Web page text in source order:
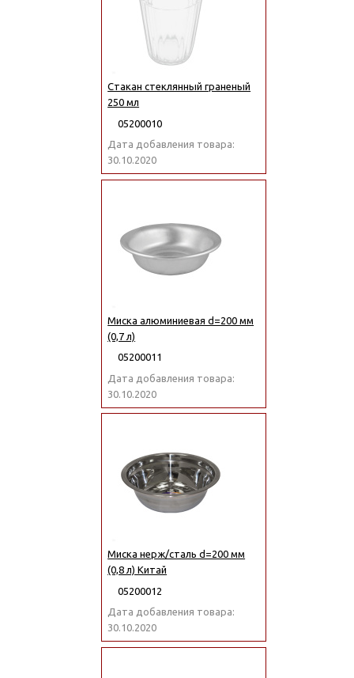
Стакан стеклянный граненый
250 мл
05200010
Дата добавления товара:
30.10.2020
Миска алюминиевая d=200 мм
(0,7 л)
05200011
Дата добавления товара:
30.10.2020
Миска нерж/сталь d=200 мм
(0,8 л) Китай
05200012
Дата добавления товара:
30.10.2020